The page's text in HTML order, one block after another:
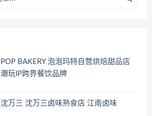
POP BAKERY 泡泡玛特自营烘焙甜品店
潮玩IP跨界餐饮品牌
沈万三 沈万三卤味熟食店 江南卤味